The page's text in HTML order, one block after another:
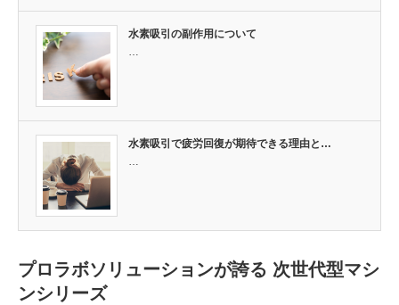
水素吸引の副作用について
…
水素吸引で疲労回復が期待できる理由と…
…
プロラボソリューションが誇る 次世代型マシ
ンシリーズ